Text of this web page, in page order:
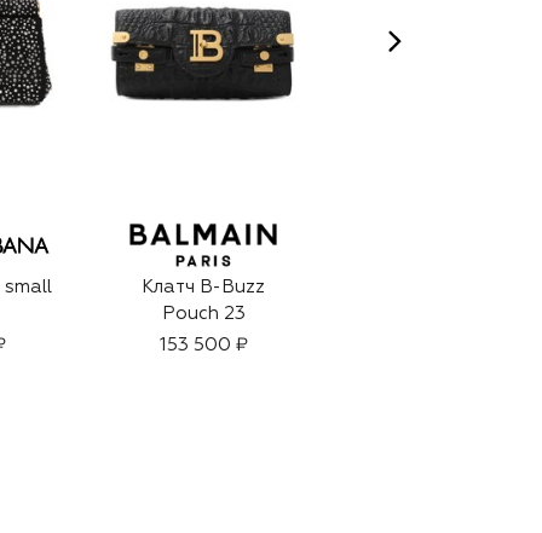
small
Клатч B-Buzz
Pouch 23
153 500 ₽